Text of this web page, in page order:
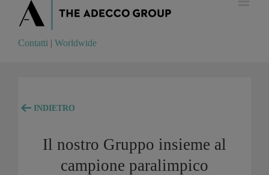
Contatti Worldwide
Contatti | Worldwide
INDIETRO
Il nostro Gruppo insieme al
campione paralimpico